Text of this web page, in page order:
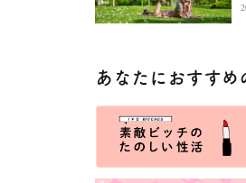
あなたにおすすめ